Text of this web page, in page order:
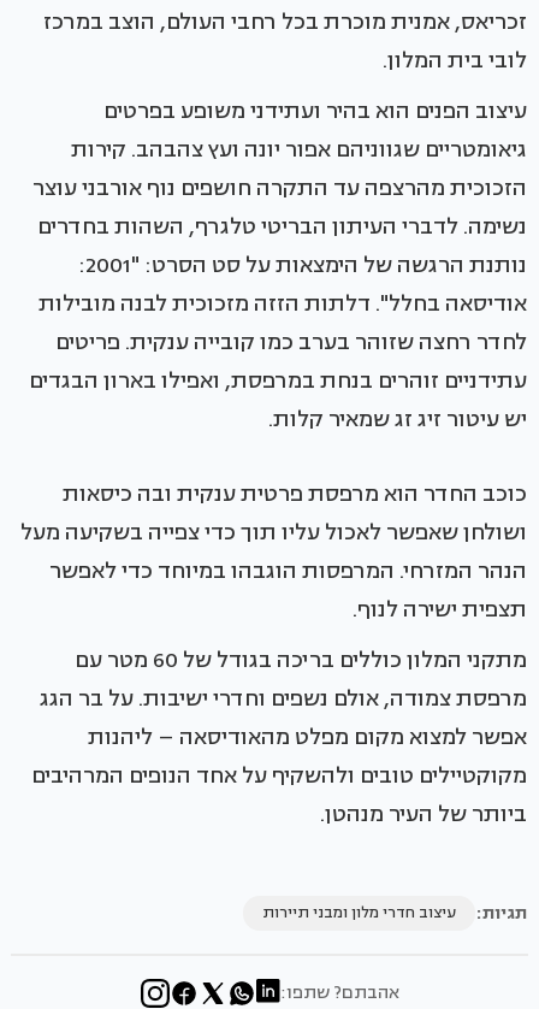
זכריאס, אמנית מוכרת בכל רחבי העולם, הוצב במרכז
לובי בית המלון.
עיצוב הפנים הוא בהיר ועתידני משופע בפרטים
גיאומטריים שגווניהם אפור יונה ועץ צהבהב. קירות
הזכוכית מהרצפה עד התקרה חושפים נוף אורבני עוצר
נשימה. לדברי העיתון הבריטי טלגרף, השהות בחדרים
נותנת הרגשה של הימצאות על סט הסרט: "2001:
אודיסאה בחלל". דלתות הזזה מזכוכית לבנה מובילות
לחדר רחצה שזוהר בערב כמו קובייה ענקית. פריטים
עתידניים זוהרים בנחת במרפסת, ואפילו בארון הבגדים
יש עיטור זיג זג שמאיר קלות.
כוכב החדר הוא מרפסת פרטית ענקית ובה כיסאות
ושולחן שאפשר לאכול עליו תוך כדי צפייה בשקיעה מעל
הנהר המזרחי. המרפסות הוגבהו במיוחד כדי לאפשר
תצפית ישירה לנוף.
מתקני המלון כוללים בריכה בגודל של 60 מטר עם
מרפסת צמודה, אולם נשפים וחדרי ישיבות. על בר הגג
אפשר למצוא מקום מפלט מהאודיסאה – ליהנות
מקוקטיילים טובים ולהשקיף על אחד הנופים המרהיבים
ביותר של העיר מנהטן.
תגיות: עיצוב חדרי מלון ומבני תיירות
אהבתם? שתפו: